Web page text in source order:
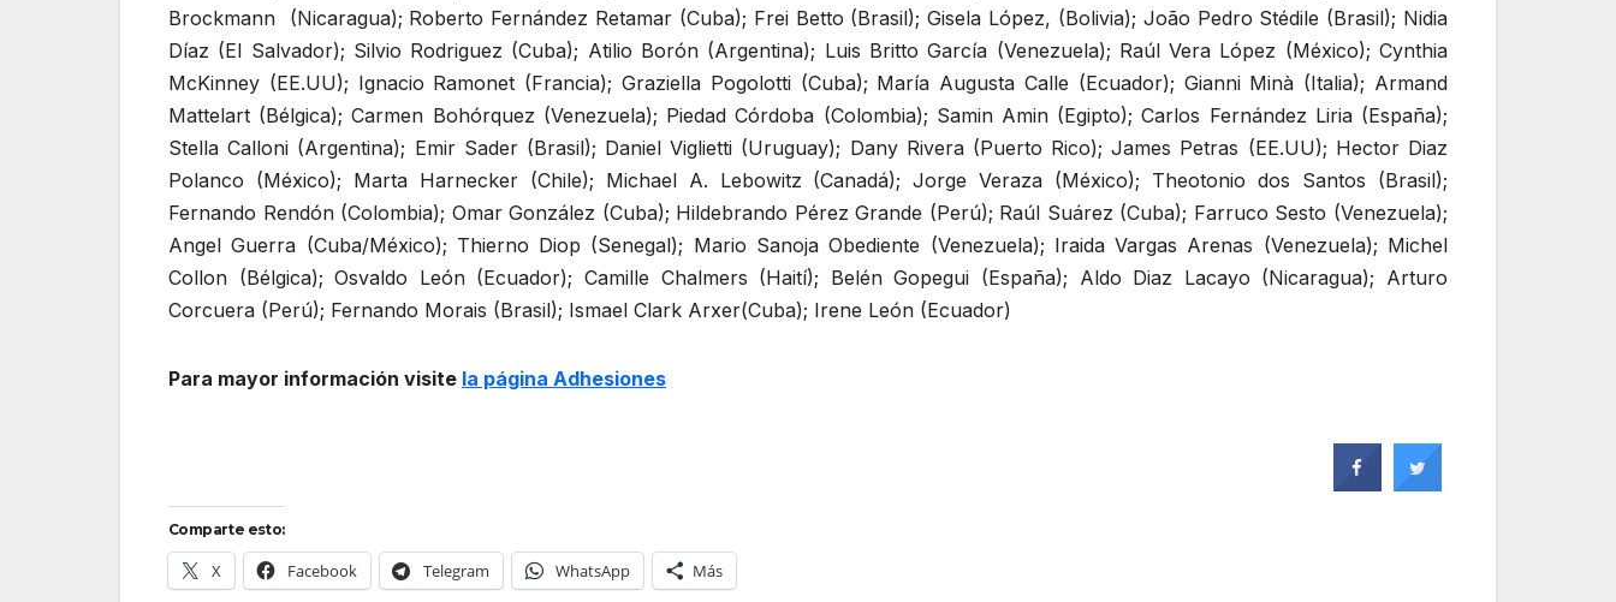
Brockmann (Nicaragua); Roberto Fernández Retamar (Cuba); Frei Betto (Brasil); Gisela López, (Bolivia); João Pedro Stédile (Brasil); Nidia
Díaz (El Salvador); Silvio Rodriguez (Cuba); Atilio Borón (Argentina); Luis Britto García (Venezuela); Raúl Vera López (México); Cynthia
McKinney (EE.UU); Ignacio Ramonet (Francia); Graziella Pogolotti (Cuba); María Augusta Calle (Ecuador); Gianni Minà (Italia); Armand
Mattelart (Bélgica); Carmen Bohórquez (Venezuela); Piedad Córdoba (Colombia); Samin Amin (Egipto); Carlos Fernández Liria (España);
Stella Calloni (Argentina); Emir Sader (Brasil); Daniel Viglietti (Uruguay); Dany Rivera (Puerto Rico); James Petras (EE.UU); Hector Diaz
Polanco (México); Marta Harnecker (Chile); Michael A. Lebowitz (Canadá); Jorge Veraza (México); Theotonio dos Santos (Brasil);
Fernando Rendón (Colombia); Omar González (Cuba); Hildebrando Pérez Grande (Perú); Raúl Suárez (Cuba); Farruco Sesto (Venezuela);
Angel Guerra (Cuba/México); Thierno Diop (Senegal); Mario Sanoja Obediente (Venezuela); Iraida Vargas Arenas (Venezuela); Michel
Collon (Bélgica); Osvaldo León (Ecuador); Camille Chalmers (Haití); Belén Gopegui (España); Aldo Diaz Lacayo (Nicaragua); Arturo
Corcuera (Perú); Fernando Morais (Brasil); Ismael Clark Arxer(Cuba); Irene León (Ecuador)
Para mayor información visite la página Adhesiones
Comparte esto:
X Facebook Telegram WhatsApp Más